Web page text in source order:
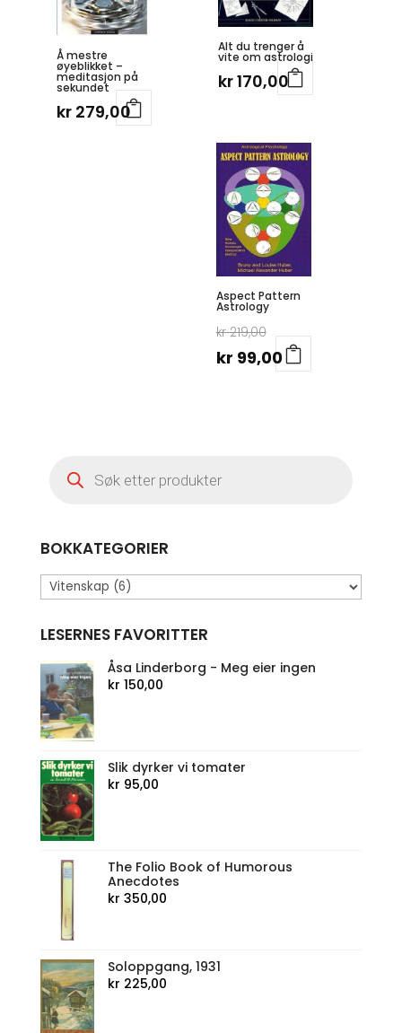
Å mestre
øyeblikket –
meditasjon på
sekundet
kr279,00
Alt du trenger å
vite om astrologi
kr170,00
Aspect Pattern
Astrology
kr219,00 Opprinnelig
pris
kr 99,00Nåværende
search
BOKKATEGORIER
LESERNES FAVORITTER
Åsa Linderborg - Meg eier ingen
kr 150,00
Slik dyrker vi tomater
kr 95,00
The Folio Book of Humorous
Anecdotes
kr 350,00
Soloppgang, 1931
kr 225,00